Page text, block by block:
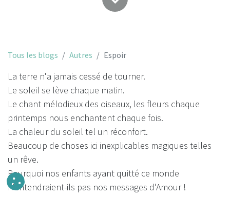
Tous les blogs Autres Espoir
La terre n'a jamais cessé de tourner.
Le soleil se lève chaque matin.
Le chant mélodieux des oiseaux, les fleurs chaque
printemps nous enchantent chaque fois.
La chaleur du soleil tel un réconfort.
Beaucoup de choses ici inexplicables magiques telles
un rêve.
Pourquoi nos enfants ayant quitté ce monde
n'entendraient-ils pas nos messages d'Amour !